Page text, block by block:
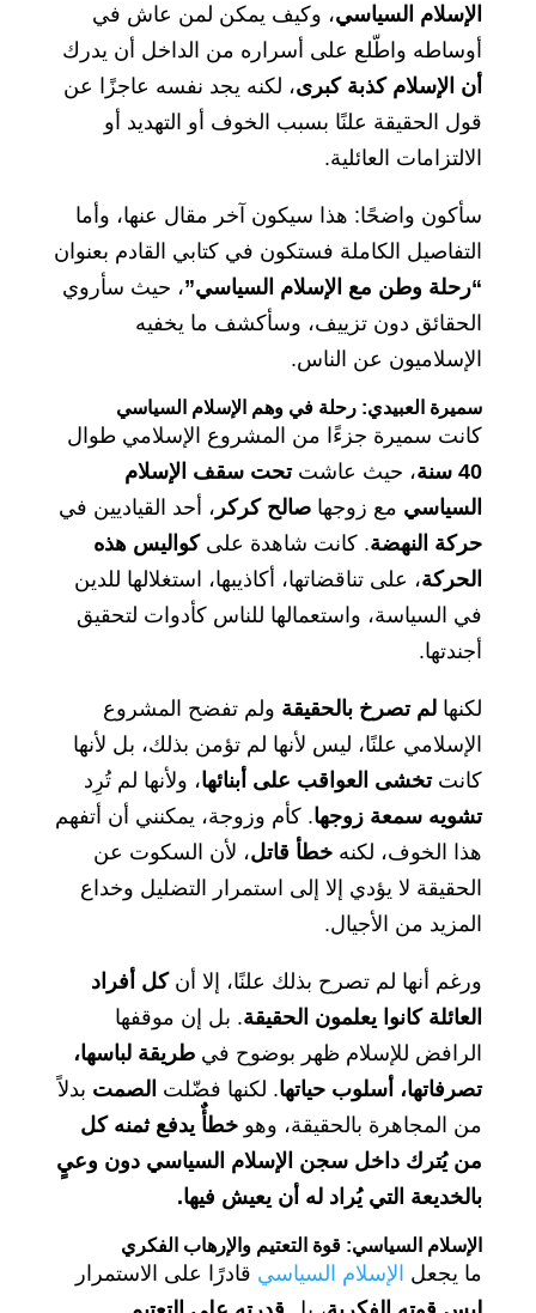
الإسلام السياسي، وكيف يمكن لمن عاش في
أوساطه واطّلع على أسراره من الداخل أن يدرك
أن الإسلام كذبة كبرى، لكنه يجد نفسه عاجزًا عن
قول الحقيقة علنًا بسبب الخوف أو التهديد أو
الالتزامات العائلية.
سأكون واضحًا: هذا سيكون آخر مقال عنها، وأما
التفاصيل الكاملة فستكون في كتابي القادم بعنوان
“رحلة وطن مع الإسلام السياسي”، حيث سأروي
الحقائق دون تزييف، وسأكشف ما يخفيه
الإسلاميون عن الناس.
سميرة العبيدي: رحلة في وهم الإسلام السياسي
كانت سميرة جزءًا من المشروع الإسلامي طوال
40 سنة
، حيث عاشتتحت سقف الإسلام
السياسي مع زوجها صالح كركر ، أحد القياديين في
حركة النهضة. كانت شاهدة علىكواليس هذه
الحركة، على تناقضاتها، أكاذيبها، استغلالها للدين
في السياسة، واستعمالها للناس كأدوات لتحقيق
أجندتها.
لكنها لم تصرخ بالحقيقة ولم تفضح المشروع
الإسلامي علنًا، ليس لأنها لم تؤمن بذلك، بل لأنها
كانتتخشى العواقب على أبنائها، ولأنها لم تُرِد
تشويه سمعة زوجها. كأم وزوجة، يمكنني أن أتفهم
هذا الخوف، لكنه خطأ قاتل، لأن السكوت عن
الحقيقة لا يؤدي إلا إلى استمرار التضليل وخداع
المزيد من الأجيال.
ورغم أنها لم تصرح بذلك علنًا، إلا أنكل أفراد
العائلة كانوا يعلمون الحقيقة. بل إن موقفها
الرافض للإسلام ظهر بوضوح في طريقة لباسها،
تصرفاتها، أسلوب حياتها. لكنها فضّلت الصمت بدلاً
من المجاهرة بالحقيقة، وهو خطأٌ يدفع ثمنه كل
من يُترك داخل سجن الإسلام السياسي دون وعيٍ
بالخديعة التي يُراد له أن يعيش فيها.
الإسلام السياسي: قوة التعتيم والإرهاب الفكري
ما يجعل الإسلام السياسي قادرًا على الاستمرار